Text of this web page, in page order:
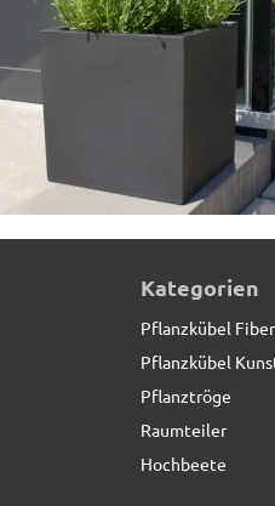
Kategorien
Pflanzkübel
Pflanzkübel
Pflanztröge
Raumteiler
Hochbeete